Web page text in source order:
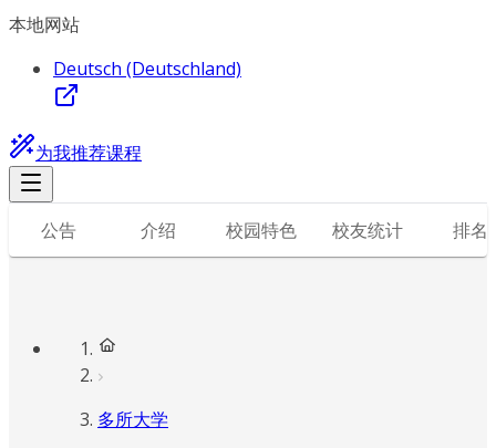
本地网站
Deutsch (Deutschland)
为我推荐课程
公告 介绍 校园特色 校友统计 排名
多所大学